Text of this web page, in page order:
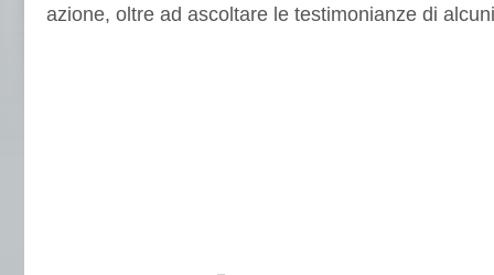
azione, oltre ad ascoltare le testimonianze di